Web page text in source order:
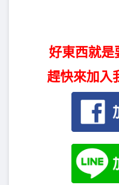
好東西就是
趕快來加入